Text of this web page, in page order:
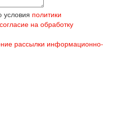
политики
согласие на обработку
рассылки информационно-